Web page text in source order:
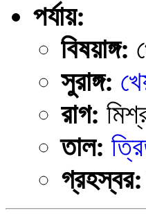
পর্যায়:
বিষয়াঙ্গ:
সুরাঙ্গ:
রাগ:
তাল: